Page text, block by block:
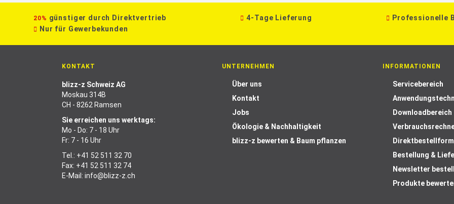
20% günstiger durch Direktvertrieb 4-Tage Lieferung Professionelle
Nur für Gewerbekunden
KONTAKT
blizz-z Schweiz AG
Moskau 314B
CH - 8262 Ramsen
Sie erreichen uns werktags:
Mo - Do: 7 - 18 Uhr
Fr: 7 - 16 Uhr
Tel.: +41 52 511 32 70
Fax: +41 52 511 32 74
E-Mail: info@blizz-z.ch
UNTERNEHMEN
Über uns
Kontakt
Jobs
Ökologie & Nachhaltigkeit
blizz-z bewerten & Baum pflanzen
INFORMATIONEN
Servicebereich
Downloadbereich
Bestellung &
Newsletter
Produkte